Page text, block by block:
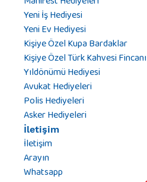
Yeni İş Hediyesi
Yeni Ev Hediyesi
Kişiye Özel Kupa Bardaklar
Kişiye Özel Türk Kahvesi Fincanı
Yıldönümü Hediyesi
Avukat Hediyeleri
Polis Hediyeleri
Asker Hediyeleri
İletişim
İletişim
Arayın
Whatsapp